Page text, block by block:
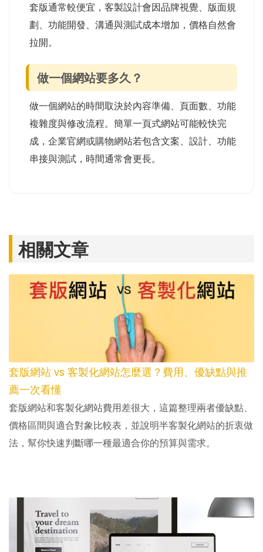
套版通常較便宜，客製設計會因品牌視覺、版面規
劃、功能開發、溝通與測試成本增加，價格自然會
拉開。
做一個網站要多久？
做一個網站的時間取決於內容準備、頁面數、功能
複雜度與修改流程。簡單一頁式網站可能較快完
成，企業官網或購物網站若包含文案、設計、功能
串接與測試，時間通常會更長。
相關文章
套版網站 vs 客製化網站怎麼選？費用、優缺點與推
薦一次看懂
套版網站和客製化網站費用差很大，這篇整理兩者優缺點、
價格區間與適合對象比較表，並說明半客製化網站的折衷做
法，幫你快速判斷哪一種最適合你的預算與需求。